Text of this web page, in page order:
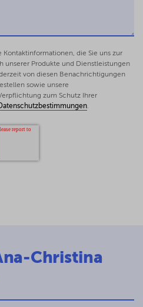
Kontaktinformationen, die Sie uns zur
unserer Produkte und Dienstleistungen
von diesen Benachrichtigungen
sowie unsere
zum Schutz Ihrer
.
Christina